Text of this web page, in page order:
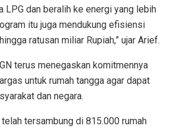
LPG dan beralih ke energi yang lebih
itu juga mendukung efisiensi
ratusan miliar Rupiah,” ujar Arief.
terus menegaskan komitmennya
untuk rumah tangga agar dapat
dan negara.
tersambung di 815.000 rumah